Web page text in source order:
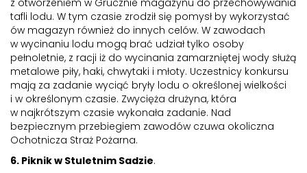
tafli lodu. W tym czasie zrodził się pomysł by wykorzystać
ów magazyn również do innych celów. W zawodach
w wycinaniu lodu mogą brać udział tylko osoby
pełnoletnie, z racji iż do wycinania zamarzniętej wody służą
metalowe piły, haki, chwytaki i młoty. Uczestnicy konkursu
mają za zadanie wyciąć bryły lodu o określonej wielkości
i w określonym czasie. Zwycięża drużyna, która
w najkrótszym czasie wykonała zadanie. Nad
bezpiecznym przebiegiem zawodów czuwa okoliczna
Ochotnicza Straż Pożarna.
6. Piknik w Stuletnim Sadzie.